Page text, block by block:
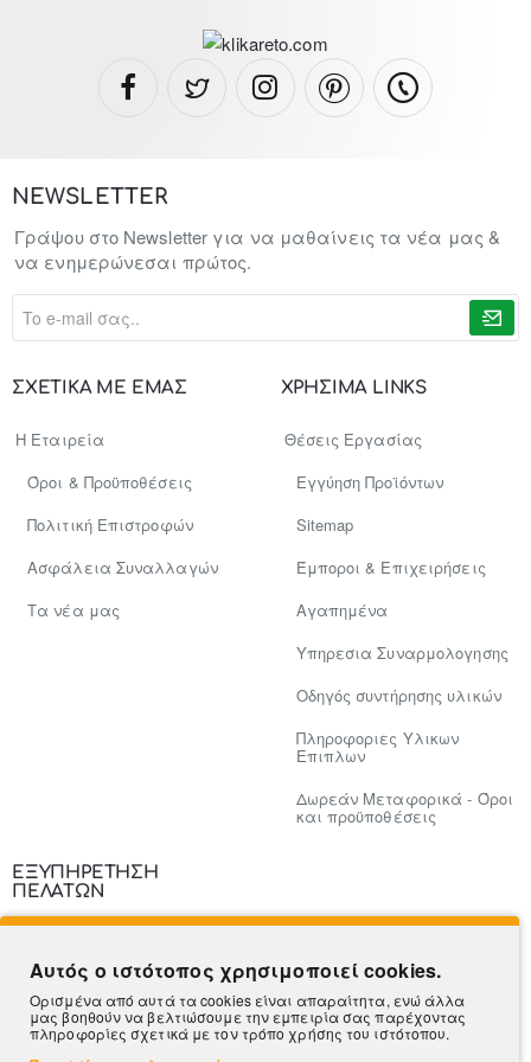
ΣΧΕΤΙΚΑ ΜΕ ΕΜΑΣ
Η Εταιρεία
Όροι & Προϋποθέσεις
Πολιτική Επιστροφών
Ασφάλεια Συναλλαγών
Tα νέα μας
ΧΡΗΣΙΜΑ LINKS
Θέσεις Εργασίας
Εγγύηση Προϊόντων
Sitemap
Έμποροι & Επιχειρήσεις
Αγαπημένα
Υπηρεσια Συναρμολογησης
Οδηγός συντήρησης υλικών
Πληροφοριες Υλικων
Επιπλων
Δωρεάν Μεταφορικά - Όροι
και προϋποθέσεις
ΕΞΥΠΗΡΕΤΗΣΗ
ΠΕΛΑΤΩΝ
Τρόποι Πληρωμής
Πληροφορίες Αποστολής
NEWSLETTER
Γράψου στο Newsletter για να μαθαίνεις τα νέα μας &
να ενημερώνεσαι πρώτος.
σας..
Αυτός ο ιστότοπος χρησιμοποιεί cookies.
Ορισμένα από αυτά τα cookies είναι απαραίτητα, ενώ άλλα
μας βοηθούν να βελτιώσουμε την εμπειρία σας παρέχοντας
πληροφορίες σχετικά με τον τρόπο χρήσης του ιστότοπου.